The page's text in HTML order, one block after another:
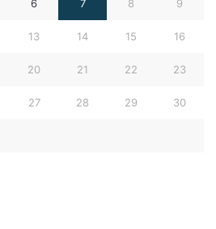
6 7 8 9
13 14 15 16
20 21 22 23
27 28 29 30